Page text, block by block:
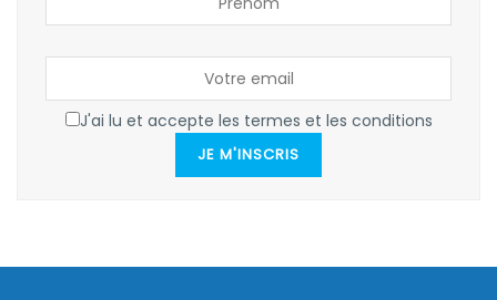
J'ai lu et accepte les termes et les conditions
JE M'INSCRIS